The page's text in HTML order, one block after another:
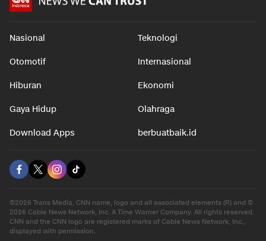
Nasional Teknologi
Otomotif Internasional
Hiburan Ekonomi
Gaya Hidup Olahraga
Download Apps berbuatbaik.id
©2026 Trans Media, CNN name, logo and all associated elements (R) and ©
2026 Cable News Network, Inc. A Time Warner Company. All rights reserved.
CNN and the CNN logo are registered marks of Cable News Network, Inc.,
displayed with permission.